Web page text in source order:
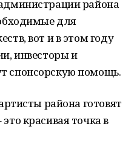
района
для
вот и в этом году
инвесто­ры и
спон­сорскую помощь.
района готовят
красивая точка в